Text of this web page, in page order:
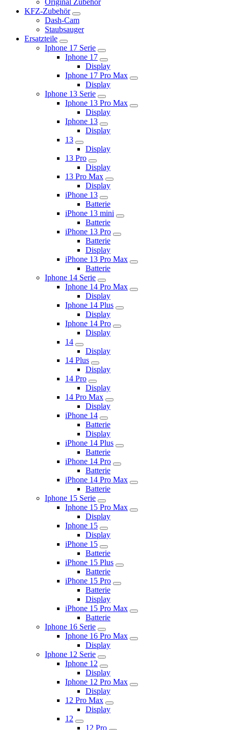
Original Zubehör
KFZ-Zubehör
Dash-Cam
Staubsauger
Ersatzteile
Iphone 17 Serie
Iphone 17
Display
Iphone 17 Pro Max
Display
Iphone 13 Serie
Iphone 13 Pro Max
Display
Iphone 13
Display
13
Display
13 Pro
Display
13 Pro Max
Display
iPhone 13
Batterie
iPhone 13 mini
Batterie
iPhone 13 Pro
Batterie
Display
iPhone 13 Pro Max
Batterie
Iphone 14 Serie
Iphone 14 Pro Max
Display
Iphone 14 Plus
Display
Iphone 14 Pro
Display
14
Display
14 Plus
Display
14 Pro
Display
14 Pro Max
Display
iPhone 14
Batterie
Display
iPhone 14 Plus
Batterie
iPhone 14 Pro
Batterie
iPhone 14 Pro Max
Batterie
Iphone 15 Serie
Iphone 15 Pro Max
Display
Iphone 15
Display
iPhone 15
Batterie
iPhone 15 Plus
Batterie
iPhone 15 Pro
Batterie
Display
iPhone 15 Pro Max
Batterie
Iphone 16 Serie
Iphone 16 Pro Max
Display
Iphone 12 Serie
Iphone 12
Display
Iphone 12 Pro Max
Display
12 Pro Max
Display
12
12 Pro